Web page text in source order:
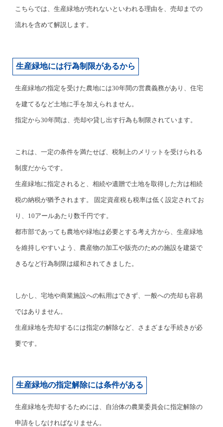
こちらでは、生産緑地が売れないといわれる理由を、売却までの
流れを含めて解説します。
生産緑地には行為制限があるから
生産緑地の指定を受けた農地には30年間の営農義務があり、住宅
を建てるなど土地に手を加えられません。
指定から30年間は、売却や貸し出す行為も制限されています。
これは、一定の条件を満たせば、税制上のメリットを受けられる
制度だからです。
生産緑地に指定されると、相続や遺贈で土地を取得した方は相続
税の納税が猶予されます。 固定資産税も税率は低く設定されてお
り、10アールあたり数千円です。
都市部であっても農地や緑地は必要とする考え方から、生産緑地
を維持しやすいよう、農産物の加工や販売のための施設を建築で
きるなど行為制限は緩和されてきました。
しかし、宅地や商業施設への転用はできず、一般への売却も容易
ではありません。
生産緑地を売却するには指定の解除など、さまざまな手続きが必
要です。
生産緑地の指定解除には条件がある
生産緑地を売却するためには、自治体の農業委員会に指定解除の
申請をしなければなりません。